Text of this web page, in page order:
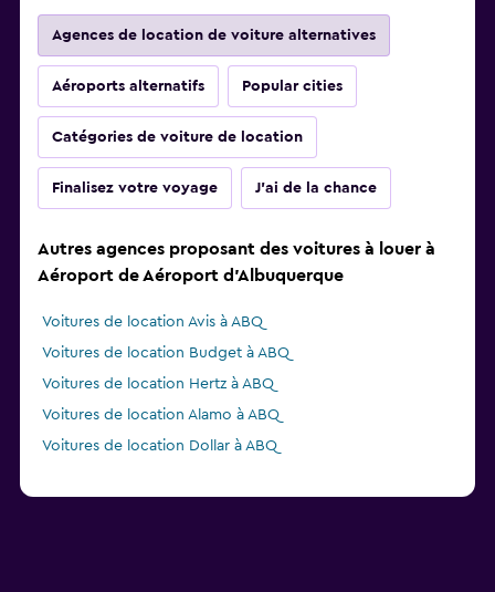
Agences de location de voiture alternatives
Aéroports alternatifs Popular cities
Catégories de voiture de location
Finalisez votre voyage J'ai de la chance
Autres agences proposant des voitures à louer à
Aéroport de Aéroport d'Albuquerque
Voitures de location Avis à ABQ
Voitures de location Budget à ABQ
Voitures de location Hertz à ABQ
Voitures de location Alamo à ABQ
Voitures de location Dollar à ABQ